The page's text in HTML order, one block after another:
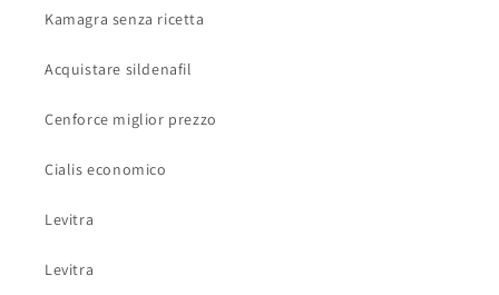
Kamagra senza ricetta
Acquistare sildenafil
Cenforce miglior prezzo
Cialis economico
Levitra
Levitra